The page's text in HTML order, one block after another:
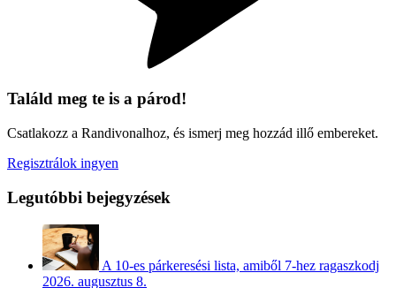
Találd meg te is a párod!
Csatlakozz a Randivonalhoz, és ismerj meg hozzád illő embereket.
Regisztrálok ingyen
Legutóbbi bejegyzések
A 10-es párkeresési lista, amiből 7-hez ragaszkodj
2026. augusztus 8.